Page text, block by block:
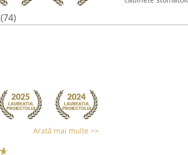
(74)
Arată mai multe >>